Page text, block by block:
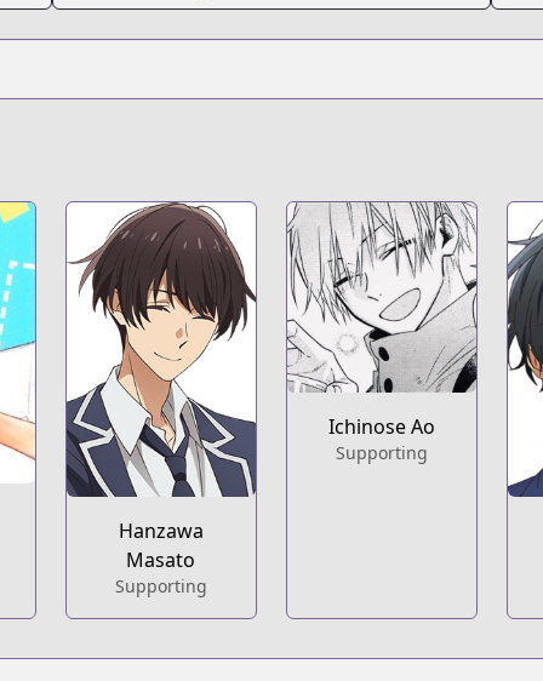
www.cdjapan.co.jp/searchuni?q=平野と鍵浦
kagiura-manga
Hanzawa
Masato
Supporting
Ichinose Ao
Supporting